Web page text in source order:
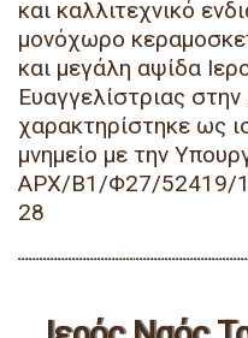
και καλλιτεχνικό
μονόχωρο
και μεγάλη αψίδα
Ευαγγελίστριας
χαρακτηρίστηκε ως
μνημείο με την
ΑΡΧ/Β1/Φ27/52419/
28